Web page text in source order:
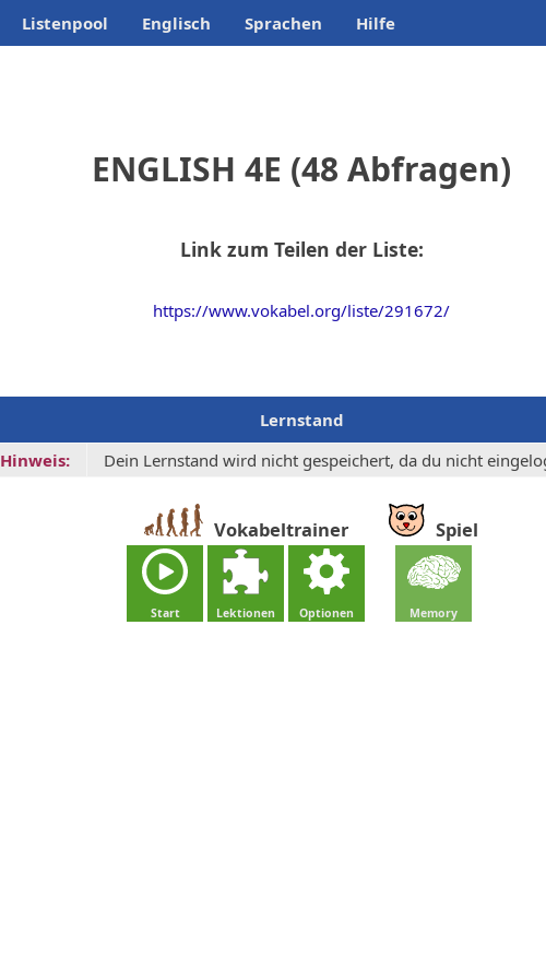
Listenpool Englisch Sprachen Hilfe
ENGLISH 4E (48 Abfragen)
Link zum Teilen der Liste:
https://www.vokabel.org/liste/291672/
Lernstand
Hinweis:
Dein Lernstand wird nicht gespeichert, da du nicht
Vokabeltrainer
Start Lektionen Optionen
Spiel
Memory